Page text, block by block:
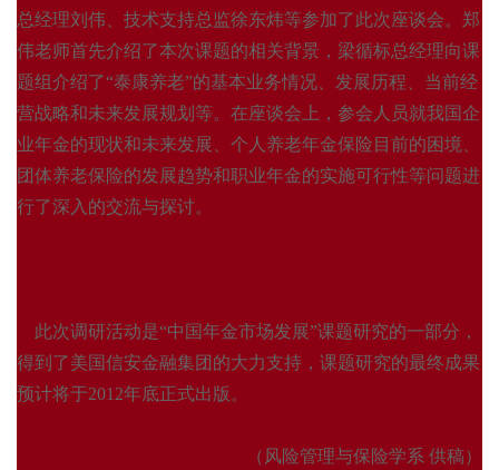
总经理刘伟、技术支持总监徐东炜等参加了此次座谈会。郑
伟老师首先介绍了本次课题的相关背景，梁循标总经理向课
题组介绍了“泰康养老”的基本业务情况、发展历程、当前经
营战略和未来发展规划等。在座谈会上，参会人员就我国企
业年金的现状和未来发展、个人养老年金保险目前的困境、
团体养老保险的发展趋势和职业年金的实施可行性等问题进
行了深入的交流与探讨。
此次调研活动是“中国年金市场发展”课题研究的一部分，
得到了美国信安金融集团的大力支持，课题研究的最终成果
预计将于2012年底正式出版。
（风险管理与保险学系 供稿）